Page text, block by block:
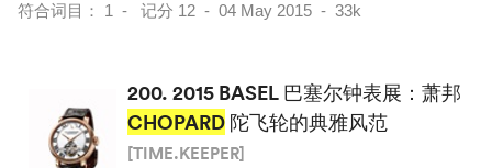
符合词目： 1 - 记分 12 - 04 May 2015 - 33k
200. 2015 BASEL 巴塞尔钟表展：萧邦
CHOPARD 陀飞轮的典雅风范
[TIME.KEEPER]